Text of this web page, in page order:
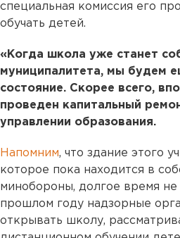
специальная комиссия его
обучать детей.
«Когда школа уже станет
муниципалитета, мы будем
состояние. Скорее всего,
проведен капитальный
управлении образования.
Напомним, что здание этого
которое пока находится в
минобороны, долгое время
прошлом году надзорные
открывать школу,